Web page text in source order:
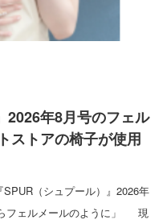
2026年8月号のフェル
ストアの椅子が使用
（シュプール）』2026年
フェルメールのように」 現